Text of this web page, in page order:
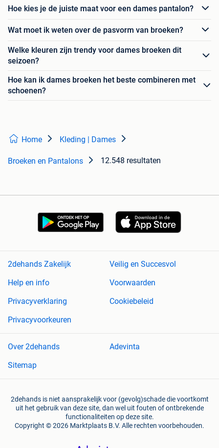
Hoe kies je de juiste maat voor een dames pantalon?
Wat moet ik weten over de pasvorm van broeken?
Welke kleuren zijn trendy voor dames broeken dit
seizoen?
Hoe kan ik dames broeken het beste combineren met
schoenen?
Home Kleding | Dames
Broeken en Pantalons 12.548 resultaten
2dehands Zakelijk
Veilig en Succesvol
Help en info
Voorwaarden
Privacyverklaring
Cookiebeleid
Privacyvoorkeuren
Over 2dehands
Adevinta
Sitemap
2dehands is niet aansprakelijk voor (gevolg)schade die voortkomt
uit het gebruik van deze site, dan wel uit fouten of ontbrekende
functionaliteiten op deze site.
Copyright © 2026 Marktplaats B.V. Alle rechten voorbehouden.